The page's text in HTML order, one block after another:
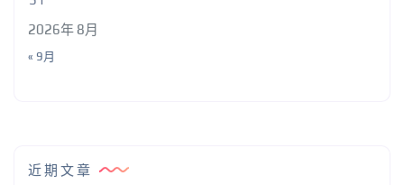
2026年 8月
« 9月
近期文章